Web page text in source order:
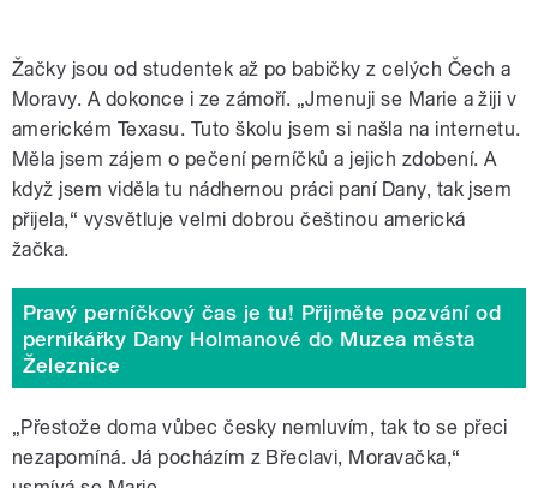
Žačky jsou od studentek až po babičky z celých Čech a
Moravy. A dokonce i ze zámoří. „Jmenuji se Marie a žiji v
americkém Texasu. Tuto školu jsem si našla na internetu.
Měla jsem zájem o pečení perníčků a jejich zdobení. A
když jsem viděla tu nádhernou práci paní Dany, tak jsem
přijela,“ vysvětluje velmi dobrou češtinou americká
žačka.
Pravý perníčkový čas je tu! Přijměte pozvání od
perníkářky Dany Holmanové do Muzea města
Železnice
„Přestože doma vůbec česky nemluvím, tak to se přeci
nezapomíná. Já pocházím z Břeclavi, Moravačka,“